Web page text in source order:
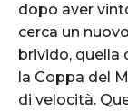
dopo aver
cerca un
brivido, quella
la Coppa del
di velocità.